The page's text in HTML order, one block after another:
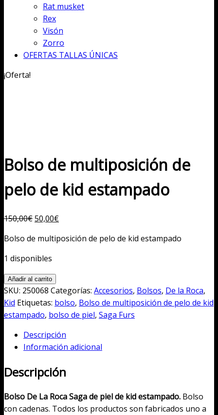
Rat musket
Rex
Visón
Zorro
OFERTAS TALLAS ÚNICAS
¡Oferta!
Bolso de multiposición de
pelo de kid estampado
150,00€El
original
era:
50,00€El
actual
Bolso de multiposición de pelo de kid estampado
1 disponibles
Bolso
de
multiposición
de
cantidad
Añadir al carrito
SKU: 250068 Categorías: Accesorios, Bolsos, De la Roca,
Kid Etiquetas: bolso, Bolso de multiposición de pelo de kid
estampado, bolso de piel, Saga Furs
Descripción
Información adicional
Descripción
Bolso De La Roca Saga de piel de kid estampado. Bolso
con cadenas. Todos los productos son fabricados uno a